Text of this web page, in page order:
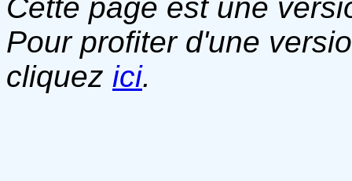
Cette page est une
Pour profiter d'une
cliquez ici.